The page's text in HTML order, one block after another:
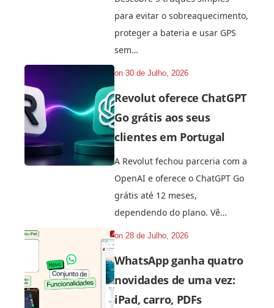
para evitar o sobreaquecimento,
proteger a bateria e usar GPS
sem…
on30 de Julho, 2026
Revolut oferece ChatGPT
Go grátis aos seus
clientes em Portugal
A Revolut fechou parceria com a
OpenAI e oferece o ChatGPT Go
grátis até 12 meses,
dependendo do plano. Vê…
on28 de Julho, 2026
WhatsApp ganha quatro
novidades de uma vez:
iPad, carro, PDFs